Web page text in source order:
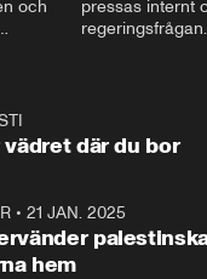
och
pressas internt
regeringsfrågan.
– Vi ställer upp i
vara med så
vädret där du bor
•21 JAN. 2025
hem